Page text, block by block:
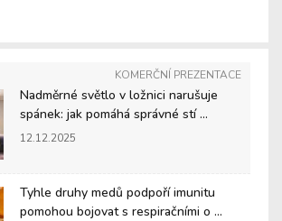
KOMERČNÍ PREZENTACE
Nadměrné světlo v ložnici narušuje
spánek: jak pomáhá správné stí ...
12.12.2025
Tyhle druhy medů podpoří imunitu
pomohou bojovat s respiračními o ...